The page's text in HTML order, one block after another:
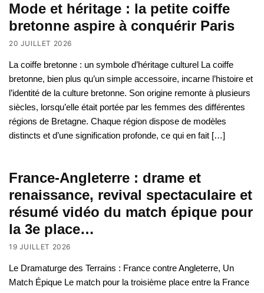
Mode et héritage : la petite coiffe
bretonne aspire à conquérir Paris
20 JUILLET 2026
La coiffe bretonne : un symbole d’héritage culturel La coiffe
bretonne, bien plus qu’un simple accessoire, incarne l’histoire et
l’identité de la culture bretonne. Son origine remonte à plusieurs
siècles, lorsqu’elle était portée par les femmes des différentes
régions de Bretagne. Chaque région dispose de modèles
distincts et d’une signification profonde, ce qui en fait […]
France-Angleterre : drame et
renaissance, revival spectaculaire et
résumé vidéo du match épique pour
la 3e place…
19 JUILLET 2026
Le Dramaturge des Terrains : France contre Angleterre, Un
Match Épique Le match pour la troisième place entre la France